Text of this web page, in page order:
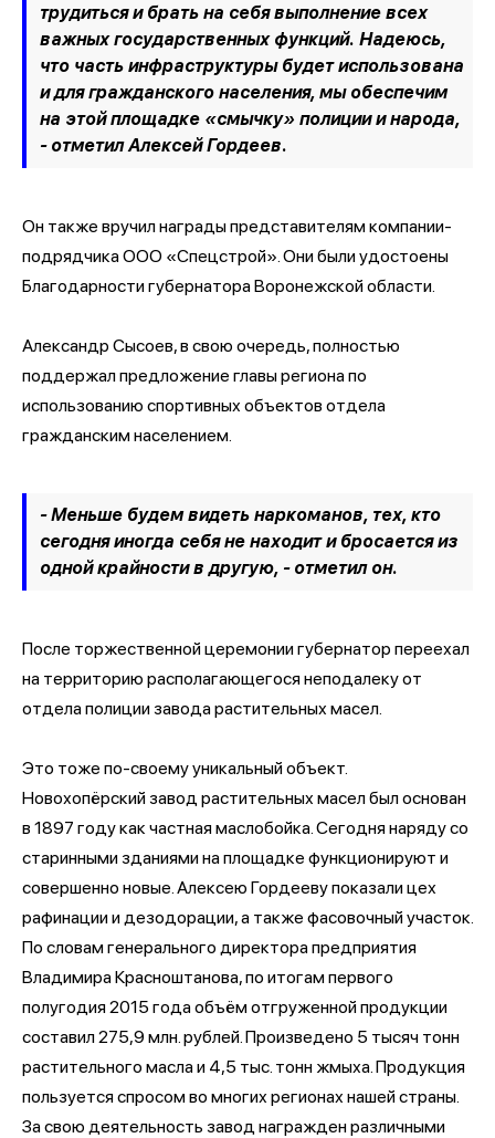
трудиться и брать на себя выполнение всех
важных государственных функций. Надеюсь,
что часть инфраструктуры будет использована
и для гражданского населения, мы обеспечим
на этой площадке «смычку» полиции и народа,
- отметил Алексей Гордеев.
Он также вручил награды представителям компании-
подрядчика ООО «Спецстрой». Они были удостоены
Благодарности губернатора Воронежской области.
Александр Сысоев, в свою очередь, полностью
поддержал предложение главы региона по
использованию спортивных объектов отдела
гражданским населением.
- Меньше будем видеть наркоманов, тех, кто
сегодня иногда себя не находит и бросается из
одной крайности в другую, - отметил он.
После торжественной церемонии губернатор переехал
на территорию располагающегося неподалеку от
отдела полиции завода растительных масел.
Это тоже по-своему уникальный объект.
Новохопёрский завод растительных масел был основан
в 1897 году как частная маслобойка. Сегодня наряду со
старинными зданиями на площадке функционируют и
совершенно новые. Алексею Гордееву показали цех
рафинации и дезодорации, а также фасовочный участок.
По словам генерального директора предприятия
Владимира Красноштанова, по итогам первого
полугодия 2015 года объём отгруженной продукции
составил 275,9 млн. рублей. Произведено 5 тысяч тонн
растительного масла и 4,5 тыс. тонн жмыха. Продукция
пользуется спросом во многих регионах нашей страны.
За свою деятельность завод награжден различными